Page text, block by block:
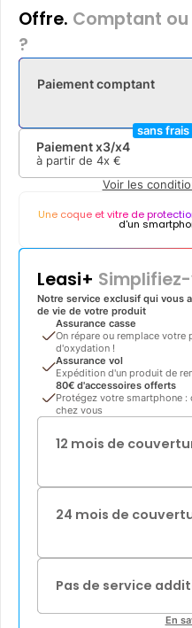
Offre. Comptant
?
Paiement comptant
Paiement x3/x4
à partir de 4x €
sans frais
Voir les
Une coque et vitre de
d'un
Leasi+
Notre service exclusif qui vous
de vie de votre produit
Assurance casse
On répare ou remplace votre
d'oxydation !
Assurance vol
Expédition d'un produit de
80€ d'accessoires offerts
Protégez votre smartphone
chez vous
12 mois de
24 mois de
Pas de service
En